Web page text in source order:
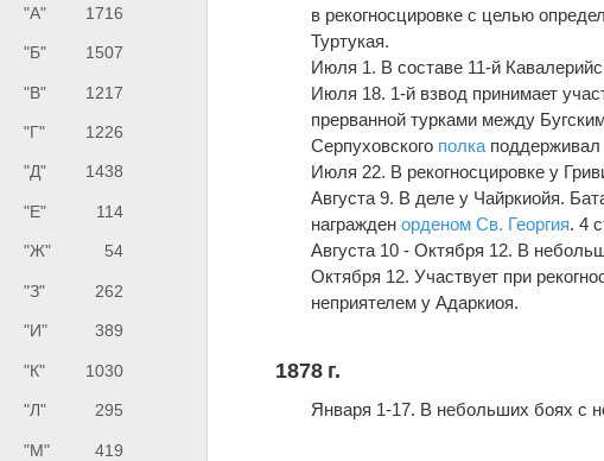
"А" 1716
"Б" 1507
"В" 1217
"Г" 1226
"Д" 1438
"Е" 114
"Ж" 54
"З" 262
"И" 389
"К" 1030
"Л" 295
"М" 419
в рекогносцировке с целью
Туртукая.
Июля 1. В составе 11-й
Июля 18. 1-й взвод принимает
прерванной турками между
Серпуховского полка поддерживал
Июля 22. В рекогносцировке у
Августа 9. В деле у Чайркиойя.
награжденорденом Св. Георгия. 4
Августа 10 - Октября 12. В
Октября 12. Участвует при
неприятелем у Адаркиоя.
1878 г.
Января 1-17. В небольших боях с